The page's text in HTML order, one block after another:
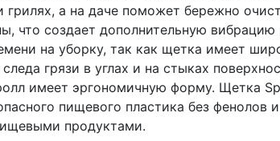
грилях, а на даче поможет бережно
что создает дополнительную
на уборку, так как щетка имеет
грязи в углах и на стыках
имеет эргономичную форму. Щетка
пищевого пластика без
продуктами.